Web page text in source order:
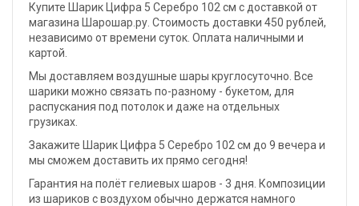
Купите Шарик Цифра 5 Серебро 102 см с доставкой от
магазина Шарошар.ру. Стоимость доставки 450 рублей,
независимо от времени суток. Оплата наличными и
картой.
Мы доставляем воздушные шары круглосуточно. Все
шарики можно связать по-разному - букетом, для
распускания под потолок и даже на отдельных
грузиках.
Закажите Шарик Цифра 5 Серебро 102 см до 9 вечера и
мы сможем доставить их прямо сегодня!
Гарантия на полёт гелиевых шаров - 3 дня. Композиции
из шариков с воздухом обычно держатся намного